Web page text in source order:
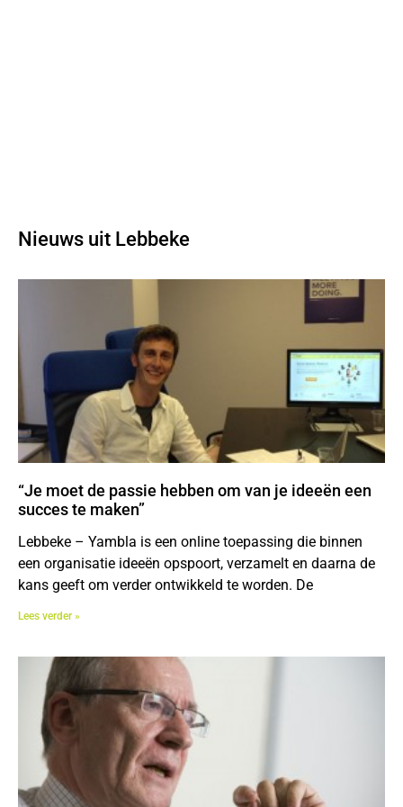
Nieuws uit Lebbeke
“Je moet de passie hebben om van je ideeën een
succes te maken”
Lebbeke – Yambla is een online toepassing die binnen
een organisatie ideeën opspoort, verzamelt en daarna de
kans geeft om verder ontwikkeld te worden. De
Lees verder »